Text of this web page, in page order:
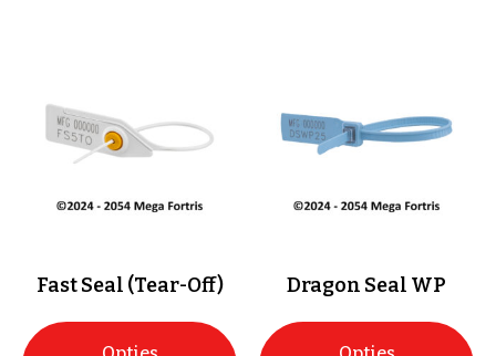
Fast Seal (Tear-Off) Dragon Seal WP